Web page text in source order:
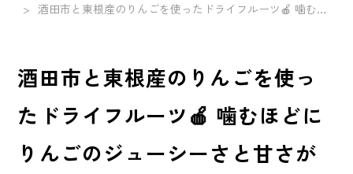
酒田市と東根産のりんごを使ったドライフルーツ🍎 噛むほどにりんごのジューシーさと甘さが感じられます✨ これより厚くなると皮の苦味を感じてしまう…という絶妙な厚さ加減です❗ 是非お試しください😋
酒田市と東根産のりんごを使っ
たドライフルーツ🍎 噛むほどに
りんごのジューシーさと甘さが